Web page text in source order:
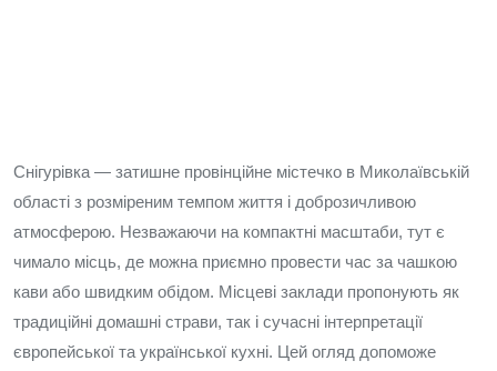
Снігурівка — затишне провінційне містечко в Миколаївській
області з розміреним темпом життя і доброзичливою
атмосферою. Незважаючи на компактні масштаби, тут є
чимало місць, де можна приємно провести час за чашкою
кави або швидким обідом. Місцеві заклади пропонують як
традиційні домашні страви, так і сучасні інтерпретації
європейської та української кухні. Цей огляд допоможе